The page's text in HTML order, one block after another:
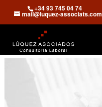
+34 93 745 04 74
mail@luquez-associats.com